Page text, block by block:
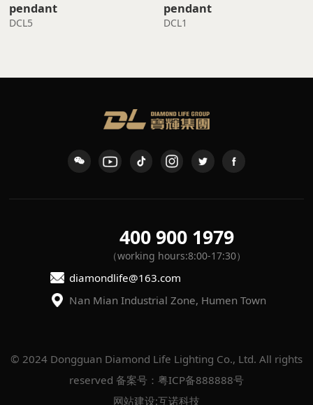
pendant
DCL5
pendant
DCL1
400 900 1979
（working hours:8:00-17:30）
diamondlife@163.com
Nan Mian Industrial Zone, Humen Town
reserved 备案号：粤ICP备888888号
网站建设:互诺科技